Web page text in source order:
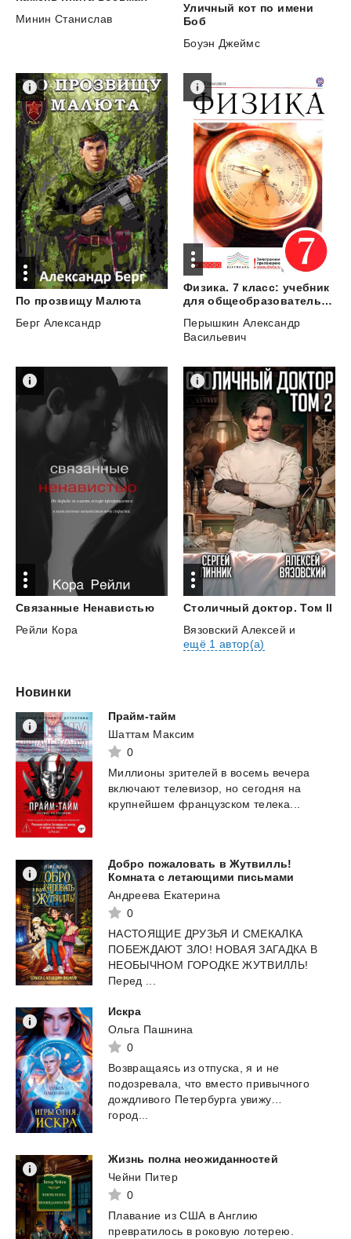
Минин Станислав
Уличный кот по имени
Боб
Боуэн Джеймс
По прозвищу Малюта
Берг Александр
Физика. 7 класс: учебник
для общеобразовательных учреждений
Перышкин Александр
Васильевич
Связанные Ненавистью
Рейли Кора
Столичный доктор. Том II
Вязовский Алексей и
ещё 1 автор(а)
Новинки
Прайм-тайм
Шаттам Максим
0
Миллионы зрителей в восемь вечера
включают телевизор, но сегодня на
крупнейшем французском телека...
Добро пожаловать в Жутвилль!
Комната с летающими письмами
Андреева Екатерина
0
НАСТОЯЩИЕ ДРУЗЬЯ И СМЕКАЛКА
ПОБЕЖДАЮТ ЗЛО! НОВАЯ ЗАГАДКА В
НЕОБЫЧНОМ ГОРОДКЕ ЖУТВИЛЛЬ!
Перед ...
Искра
Ольга Пашнина
0
Возвращаясь из отпуска, я и не
подозревала, что вместо привычного
дождливого Петербурга увижу…
город...
Жизнь полна неожиданностей
Чейни Питер
0
Плавание из США в Англию
превратилось в роковую лотерею.